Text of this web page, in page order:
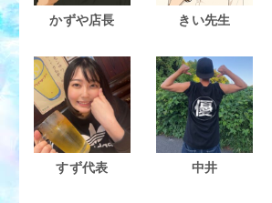
かずや店長 きい先生
すず代表 中井